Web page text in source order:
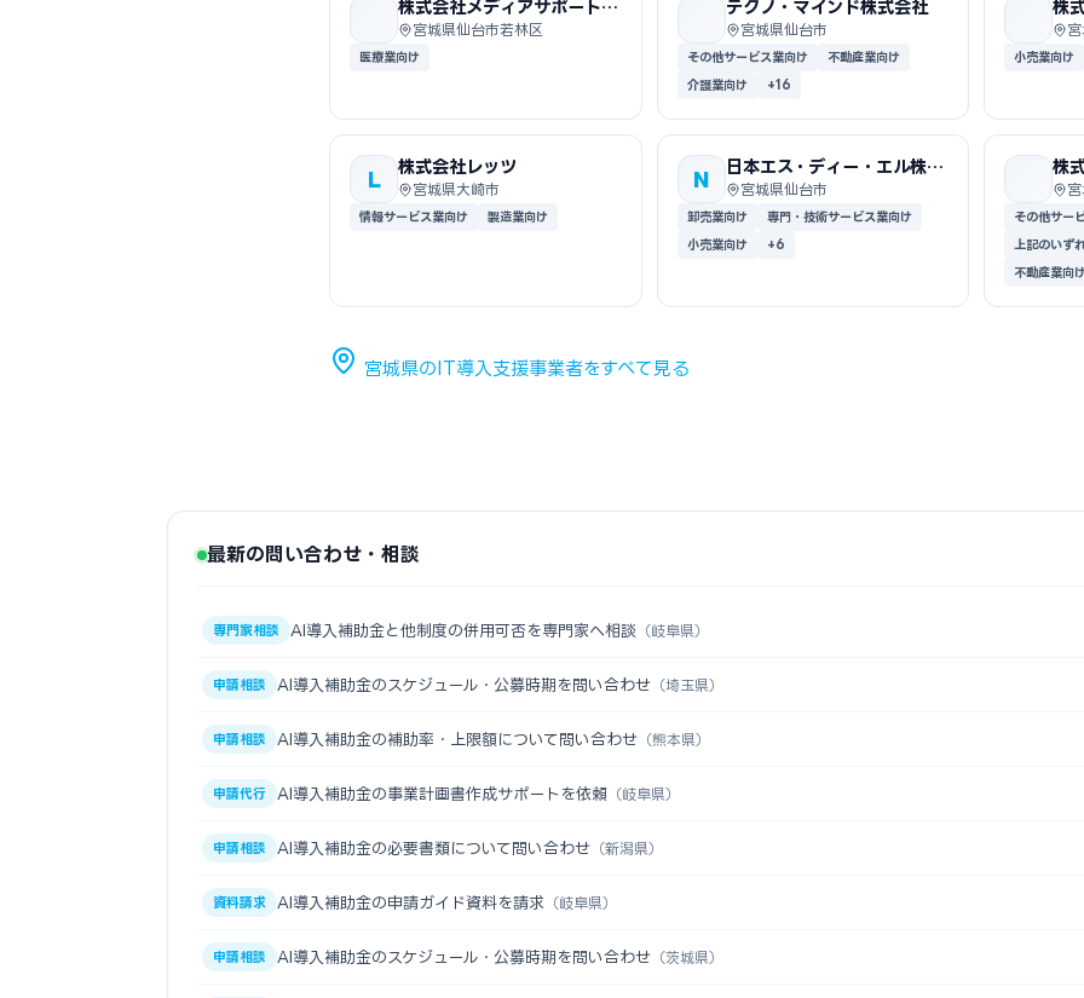
株式会社メディアサポートシ
ステムズ
宮城県仙台市若林区
医療業向け
テクノ・マインド株式会社
宮城県仙台市
その他サービス業向け
不動産業向け
介護業向け
+16
株
小売業向け
L
株式会社レッツ
宮城県大崎市
情報サービス業向け 製造業向け
N
日本エス・ディー・エル株式
会社宮城県仙台市
卸売業向け
専門・技術サービス業向け
小売業向け
+6
株
その他サー
上記のいず
不動産業向
宮城県のIT導入支援事業者をすべて見る
最新の問い合わせ・相談
専門家相談 AI導入補助金と他制度の併用可否を専門家へ相談 （岐阜県）
申請相談 AI導入補助金のスケジュール・公募時期を問い合わせ （埼玉県）
申請相談 AI導入補助金の補助率・上限額について問い合わせ （熊本県）
申請代行 AI導入補助金の事業計画書作成サポートを依頼 （岐阜県）
申請相談 AI導入補助金の必要書類について問い合わせ （新潟県）
資料請求 AI導入補助金の申請ガイド資料を請求 （岐阜県）
申請相談 AI導入補助金のスケジュール・公募時期を問い合わせ （茨城県）